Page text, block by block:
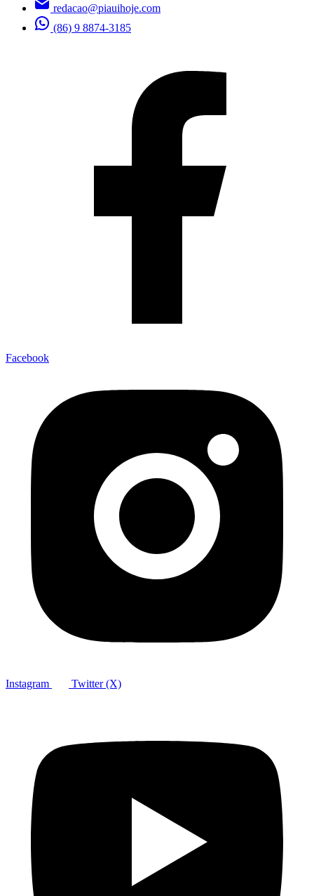
redacao@piauihoje.com
(86) 9 8874-3185
Facebook
Instagram Twitter (X)